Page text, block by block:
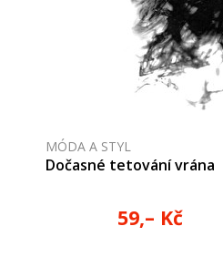
MÓDA A STYL
Dočasné tetování vrána
59,– Kč